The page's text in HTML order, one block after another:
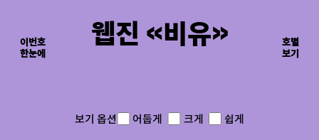
웹진 《비유》
이면의 장면들
이번호
한눈에
호별
보기
보기 옵션 어둡게 크게 쉽게